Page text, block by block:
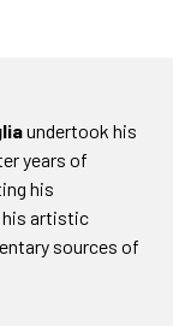
undertook his
years of
his
his artistic
sources of